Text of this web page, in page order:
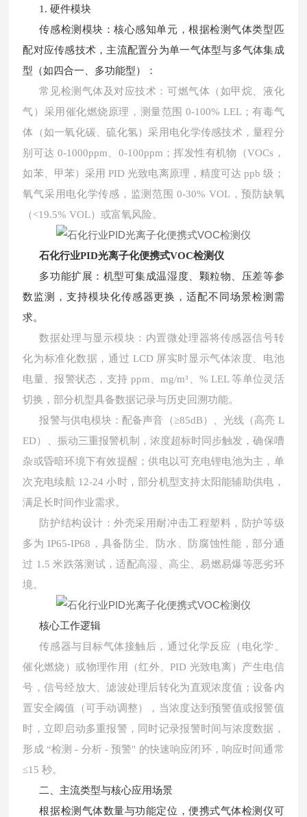
1. 硬件模块
传感检测模块：核心感知单元，根据检测气体类型匹
配对应传感技术，主流配置分为单一气体型与多气体集成
型（如四合一、多功能型）：
常见检测气体及对应技术：可燃气体（如甲烷、液化
气）采用催化燃烧原理，测量范围 0-100% LEL；有毒气
体（如一氧化碳、硫化氢）采用电化学传感技术，量程分
别可达 0-1000ppm、0-100ppm；挥发性有机物（VOCs，
如苯、甲苯）采用 PID 光致电离原理，精度可达 ppb 级；
氧气采用电化学传感，监测范围 0-30% VOL，预防缺氧
（<19.5% VOL）或富氧风险。
石化行业PID光离子化便携式VOC检测仪
多功能扩展：机型可集成温湿度、颗粒物、压差等参
数监测，支持模块化传感器更换，适配不同场景检测需
求。
数据处理与显示模块：内置微处理器将传感器信号转
化为标准化数据，通过 LCD 屏实时显示气体浓度、电池
电量、报警状态，支持 ppm、mg/m³、% LEL 等单位灵活
切换，部分机型具备数据记录与历史回溯功能。
报警与供电模块：配备声音（≥85dB）、光线（高亮 L
ED）、振动三重报警机制，浓度超标时同步触发，确保嘈
杂或昏暗环境下有效提醒；供电以可充电锂电池为主，单
次充电续航 12-24 小时，部分机型支持太阳能辅助供电，
满足长时间作业需求。
防护结构设计：外壳采用耐冲击工程塑料，防护等级
多为 IP65-IP68，具备防尘、防水、防腐蚀性能，部分通
过 1.5 米跌落测试，适配高湿、高尘、易燃易爆等恶劣环
境。
核心工作逻辑
传感器与目标气体接触后，通过化学反应（电化学、
催化燃烧）或物理作用（红外、PID 光致电离）产生电信
号，信号经放大、滤波处理后转化为直观浓度值；设备内
置安全阈值（可手动调整），当浓度达到预警值或报警值
时，立即启动多重报警，同时记录报警时间与浓度数据，
形成 “检测 - 分析 - 预警" 的快速响应闭环，响应时间通常
≤15 秒。
二、主流类型与核心应用场景
根据检测气体数量与功能定位，便携式气体检测仪可